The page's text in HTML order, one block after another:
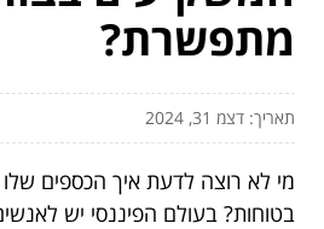
מתפשרת?
תאריך: דצמ 31, 2024
מי לא רוצה לדעת איך הכספים שלו
בטוחות? בעולם הפיננסי יש